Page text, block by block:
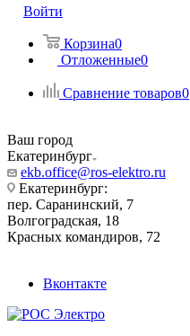
Войти
Корзина0
Отложенные0
Сравнение товаров0
Ваш город
Екатеринбург
ekb.office@ros-elektro.ru
Екатеринбург:
пер. Саранинский, 7
Волгоградская, 18
Красных командиров, 72
Вконтакте